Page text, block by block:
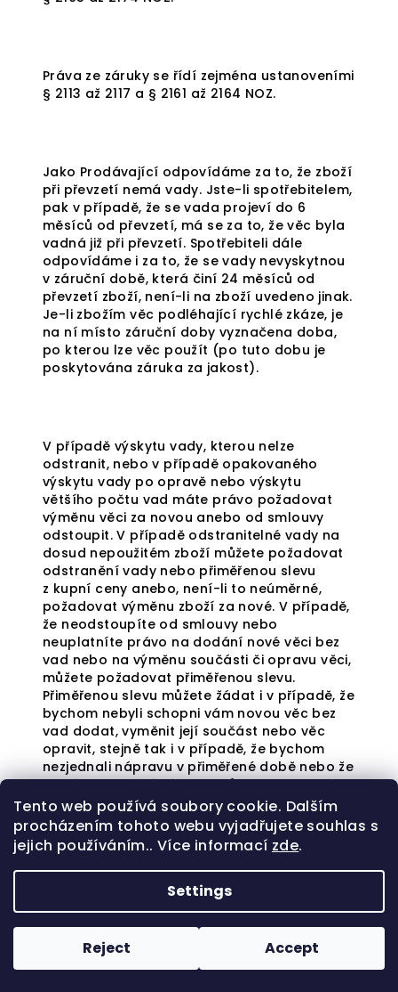
Tento web používá soubory cookie. Dalším
procházením tohoto webu vyjadřujete souhlas s
jejich používáním.. Více informací zde.
Settings
Reject Accept
Práva ze záruky se řídí zejména ustanoveními
§ 2113 až 2117 a § 2161 až 2164 NOZ.
Jako Prodávající odpovídáme za to, že zboží
při převzetí nemá vady. Jste-li spotřebitelem,
pak v případě, že se vada projeví do 6
měsíců od převzetí, má se za to, že věc byla
vadná již při převzetí. Spotřebiteli dále
odpovídáme i za to, že se vady nevyskytnou
v záruční době, která činí 24 měsíců od
převzetí zboží, není-li na zboží uvedeno jinak.
Je-li zbožím věc podléhající rychlé zkáze, je
na ní místo záruční doby vyznačena doba,
po kterou lze věc použít (po tuto dobu je
poskytována záruka za jakost).
V případě výskytu vady, kterou nelze
odstranit, nebo v případě opakovaného
výskytu vady po opravě nebo výskytu
většího počtu vad máte právo požadovat
výměnu věci za novou anebo od smlouvy
odstoupit. V případě odstranitelné vady na
dosud nepoužitém zboží můžete požadovat
odstranění vady nebo přiměřenou slevu
z kupní ceny anebo, není-li to neúměrné,
požadovat výměnu zboží za nové. V případě,
že neodstoupíte od smlouvy nebo
neuplatníte právo na dodání nové věci bez
vad nebo na výměnu součásti či opravu věci,
můžete požadovat přiměřenou slevu.
Přiměřenou slevu můžete žádat i v případě, že
bychom nebyli schopni vám novou věc bez
vad dodat, vyměnit její součást nebo věc
opravit, stejně tak i v případě, že bychom
nezjednali nápravu v přiměřené době nebo že
by vám zjednání nápravy působilo značné
obtíže.
Práva z vadného plnění vám nenáleží, pokud
byste před převzetím zboží věděli, že zboží
má vadu, anebo byste vadu sami způsobili.
Záruka a nároky z odpovědnosti za vady se
nevztahují na opotřebení zboží způsobené
jeho užíváním, na vady způsobené